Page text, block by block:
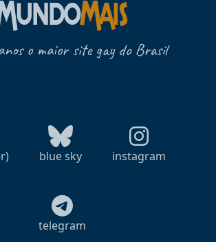
o maior site gay do Brasil
blue sky instagram
telegram